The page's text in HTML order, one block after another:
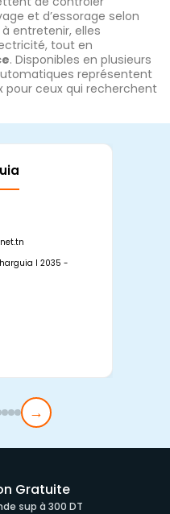
et d’essorage selon
entretenir, elles
tout en
. Disponibles en plusieurs
représentent
pour ceux qui recherchent
I 2035 -
→
Gratuite
sup à 300 DT